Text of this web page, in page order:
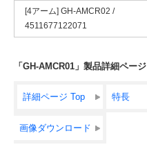
[4アーム] GH-AMCR02 /
4511677122071
「GH-AMCR01」製品詳細ページ
詳細ページ Top 特長
画像ダウンロード